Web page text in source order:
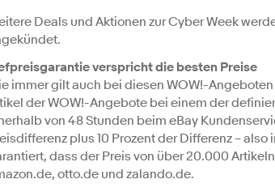
Deals und Aktionen zur Cyber Week
verspricht die besten Preise
immer gilt auch bei diesen WOW!-
der WOW!-Angebote bei einem der
von 48 Stunden beim eBay
plus 10 Prozent der Differenz –
dass der Preis von über 20.000
otto.de und zalando.de.